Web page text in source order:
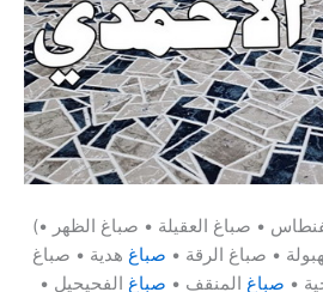
(• صباغ العقيلة • صباغ الظهر •
• صباغ الرقة • صباغ هدية • صباغ
• صباغ المنقف • صباغ الفحيحيل •